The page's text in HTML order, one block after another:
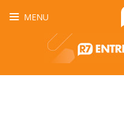
MENU